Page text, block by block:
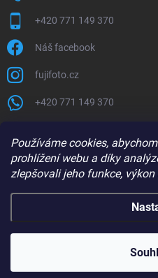
Používáme cookies,
prohlížení webu a díky
zlepšovali jeho funkce,
+420 771 149 370
Náš facebook
fujifoto.cz
+420 771 149 370
PŘIJÍMÁME ONLINE PLATBY
FUJIFOTO.CZ